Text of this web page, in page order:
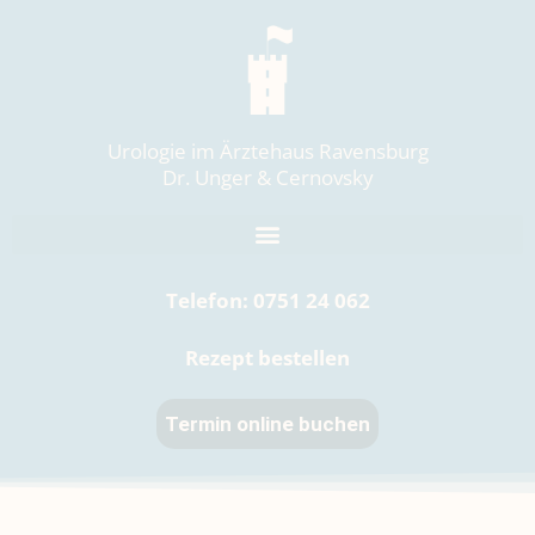
Urologie im Ärztehaus Ravensburg
Dr. Unger & Cernovsky
Telefon: 0751 24 062
Rezept bestellen
Termin online buchen